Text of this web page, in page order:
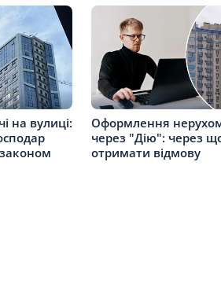
на вулиці:
Оформлення
через "Дію": через
отримати відмову